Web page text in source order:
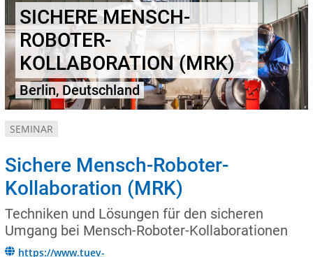
SICHERE MENSCH-
ROBOTER-
KOLLABORATION (MRK)
Berlin, Deutschland
SEMINAR
Sichere Mensch-Roboter-
Kollaboration (MRK)
Techniken und Lösungen für den sicheren
Umgang bei Mensch-Roboter-Kollaborationen
https://www.tuev-